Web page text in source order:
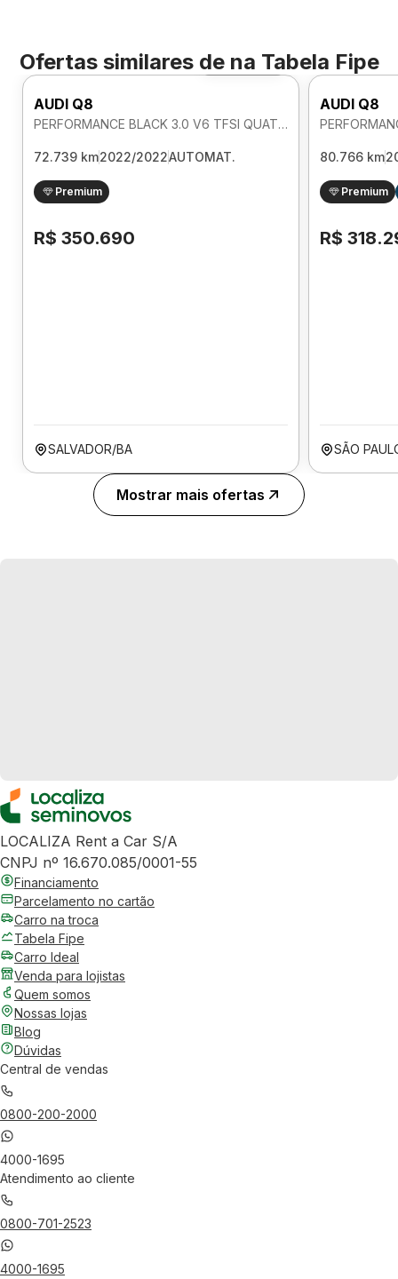
Ofertas similares de na Tabela Fipe
Foto 360º
AUDI Q8
PERFORMANCE BLACK 3.0 V6 TFSI QUATTRO AUTOMATICO
72.739 km2022/2022AUTOMAT.
Premium
R$ 350.690
SALVADOR/BA
AUDI Q8
80.766 km
Premium
R$
SÃO
Mostrar mais ofertas
LOCALIZA Rent a Car S/A
CNPJ nº 16.670.085/0001-55
Financiamento
Parcelamento no cartão
Carro na troca
Tabela Fipe
Carro Ideal
Venda para lojistas
Quem somos
Nossas lojas
Blog
Dúvidas
Central de vendas
0800-200-2000
4000-1695
Atendimento ao cliente
0800-701-2523
4000-1695